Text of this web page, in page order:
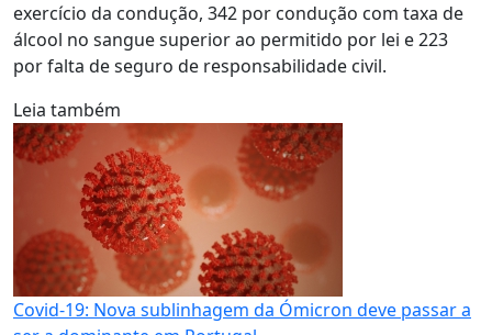
exercício da condução, 342 por condução com taxa de
álcool no sangue superior ao permitido por lei e 223
por falta de seguro de responsabilidade civil.
Leia também
Covid-19: Nova sublinhagem da Ómicron deve passar a